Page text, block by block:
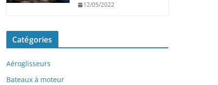
12/05/2022
Catégories
Aéroglisseurs
Bateaux à moteur